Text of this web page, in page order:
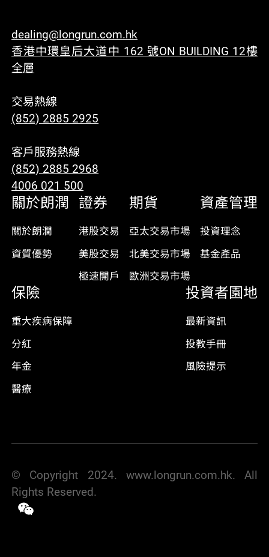
dealing@longrun.com.hk
香港中環皇后大道中 162 號ON BUILDING 12樓
全層
交易熱線
(852) 2885 2925
客戶服務熱線
(852) 2885 2968
4006 021 500
關於朗潤
關於朗潤
資質優勢
證券
港股交易
美股交易
極速開戶
期貨
亞太交易市場
北美交易市場
歐洲交易市場
資產管理
投資理念
基金產品
保險
重大疾病保障
分紅
年金
醫療
投資者園地
最新資訊
投教手冊
風險提示
© Copyright 2024. www.longrun.com.hk. All
Rights Reserved.